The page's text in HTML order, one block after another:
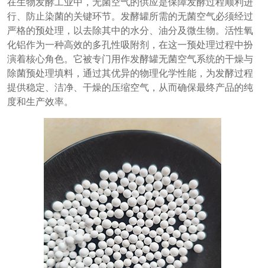
行、防止染菌的关键环节。发酵罐所需的无菌空气必须经过
严格的预处理，以去除其中的水分、油分及微生物。活性氧
化铝作为一种高效的多孔性吸附剂，在这一预处理过程中扮
演着核心角色。它被专门用作发酵罐无菌空气系统的干燥与
除菌预处理填料，通过其优异的物理化学性能，为发酵过程
提供稳定、洁净、干燥的压缩空气，从而确保最终产品的纯
度和生产效率。